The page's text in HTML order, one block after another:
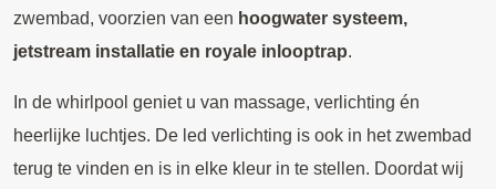
zwembad, voorzien van een hoogwater systeem,
jetstream installatie en royale inlooptrap.
In de whirlpool geniet u van massage, verlichting én
heerlijke luchtjes. De led verlichting is ook in het zwembad
terug te vinden en is in elke kleur in te stellen. Doordat wij